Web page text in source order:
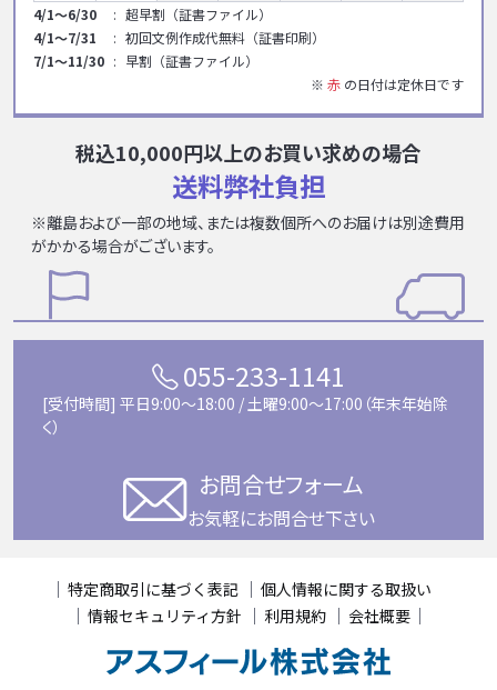
4/1～6/30
超早割（証書ファイル）
4/1～7/31
初回文例作成代無料（証書印刷）
7/1～11/30
早割（証書ファイル）
※ 赤 の日付は定休日です
税込10,000円以上のお買い求めの場合
送料弊社負担
※離島および一部の地域、または複数個所へのお届けは別途費用
がかかる場合がございます。
055-233-1141
[受付時間] 平日9:00〜18:00 / 土曜9:00〜17:00（年末年始除
く）
お問合せフォーム
お気軽にお問合せ下さい
特定商取引に基づく表記
個人情報に関する取扱い
情報セキュリティ方針
利用規約 会社概要